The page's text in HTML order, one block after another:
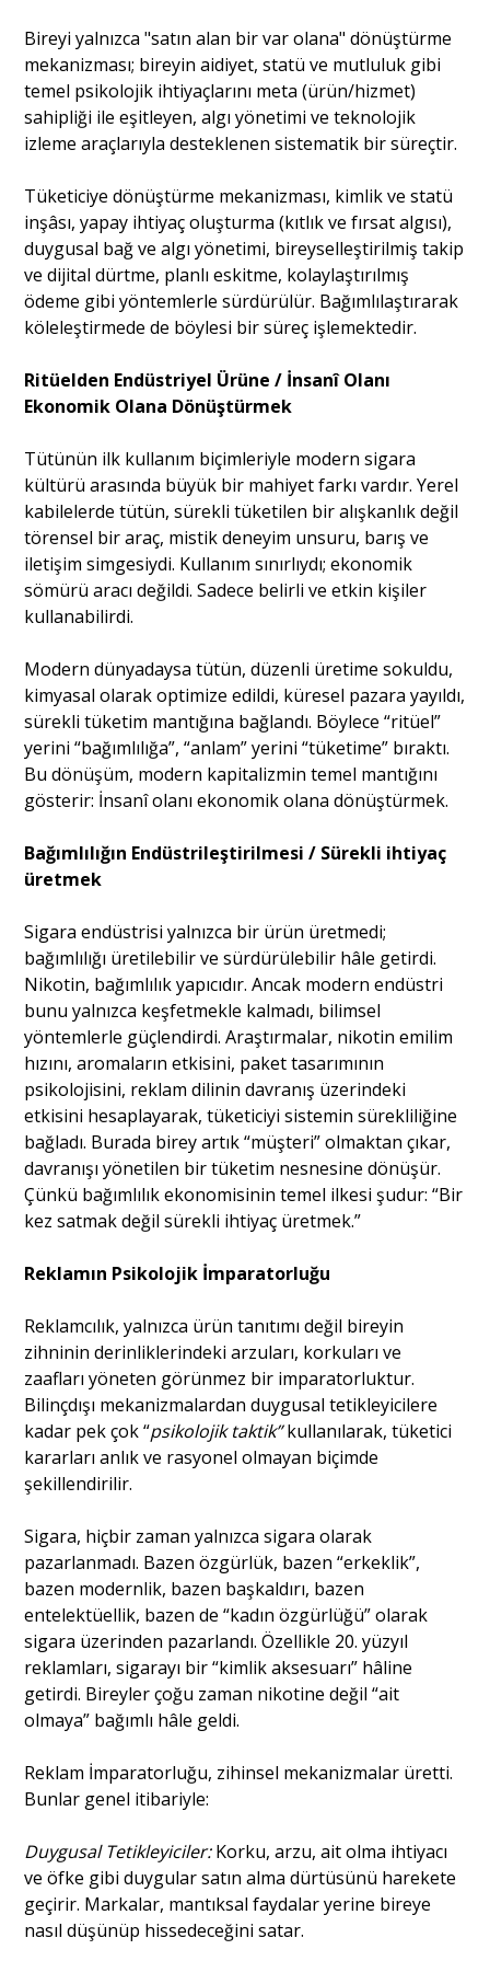
Bireyi yalnızca "satın alan bir var olana" dönüştürme
mekanizması; bireyin aidiyet, statü ve mutluluk gibi
temel psikolojik ihtiyaçlarını meta (ürün/hizmet)
sahipliği ile eşitleyen, algı yönetimi ve teknolojik
izleme araçlarıyla desteklenen sistematik bir süreçtir.
Tüketiciye dönüştürme mekanizması, kimlik ve statü
inşâsı, yapay ihtiyaç oluşturma (kıtlık ve fırsat algısı),
duygusal bağ ve algı yönetimi, bireyselleştirilmiş takip
ve dijital dürtme, planlı eskitme, kolaylaştırılmış
ödeme gibi yöntemlerle sürdürülür. Bağımlılaştırarak
köleleştirmede de böylesi bir süreç işlemektedir.
Ritüelden Endüstriyel Ürüne / İnsanî Olanı
Ekonomik Olana Dönüştürmek
Tütünün ilk kullanım biçimleriyle modern sigara
kültürü arasında büyük bir mahiyet farkı vardır. Yerel
kabilelerde tütün, sürekli tüketilen bir alışkanlık değil
törensel bir araç, mistik deneyim unsuru, barış ve
iletişim simgesiydi. Kullanım sınırlıydı; ekonomik
sömürü aracı değildi. Sadece belirli ve etkin kişiler
kullanabilirdi.
Modern dünyadaysa tütün, düzenli üretime sokuldu,
kimyasal olarak optimize edildi, küresel pazara yayıldı,
sürekli tüketim mantığına bağlandı. Böylece “ritüel”
yerini “bağımlılığa”, “anlam” yerini “tüketime” bıraktı.
Bu dönüşüm, modern kapitalizmin temel mantığını
gösterir: İnsanî olanı ekonomik olana dönüştürmek.
Bağımlılığın Endüstrileştirilmesi / Sürekli ihtiyaç
üretmek
Sigara endüstrisi yalnızca bir ürün üretmedi;
bağımlılığı üretilebilir ve sürdürülebilir hâle getirdi.
Nikotin, bağımlılık yapıcıdır. Ancak modern endüstri
bunu yalnızca keşfetmekle kalmadı, bilimsel
yöntemlerle güçlendirdi. Araştırmalar, nikotin emilim
hızını, aromaların etkisini, paket tasarımının
psikolojisini, reklam dilinin davranış üzerindeki
etkisini hesaplayarak, tüketiciyi sistemin sürekliliğine
bağladı. Burada birey artık “müşteri” olmaktan çıkar,
davranışı yönetilen bir tüketim nesnesine dönüşür.
Çünkü bağımlılık ekonomisinin temel ilkesi şudur: “Bir
kez satmak değil sürekli ihtiyaç üretmek.”
Reklamın Psikolojik İmparatorluğu
Reklamcılık, yalnızca ürün tanıtımı değil bireyin
zihninin derinliklerindeki arzuları, korkuları ve
zaafları yöneten görünmez bir imparatorluktur.
Bilinçdışı mekanizmalardan duygusal tetikleyicilere
kadar pek çok “psikolojik taktik”kullanılarak, tüketici
kararları anlık ve rasyonel olmayan biçimde
şekillendirilir.
Sigara, hiçbir zaman yalnızca sigara olarak
pazarlanmadı. Bazen özgürlük, bazen “erkeklik”,
bazen modernlik, bazen başkaldırı, bazen
entelektüellik, bazen de “kadın özgürlüğü” olarak
sigara üzerinden pazarlandı. Özellikle 20. yüzyıl
reklamları, sigarayı bir “kimlik aksesuarı” hâline
getirdi. Bireyler çoğu zaman nikotine değil “ait
olmaya” bağımlı hâle geldi.
Reklam İmparatorluğu, zihinsel mekanizmalar üretti.
Bunlar genel itibariyle:
Duygusal Tetikleyiciler:Korku, arzu, ait olma ihtiyacı
ve öfke gibi duygular satın alma dürtüsünü harekete
geçirir. Markalar, mantıksal faydalar yerine bireye
nasıl düşünüp hissedeceğini satar.